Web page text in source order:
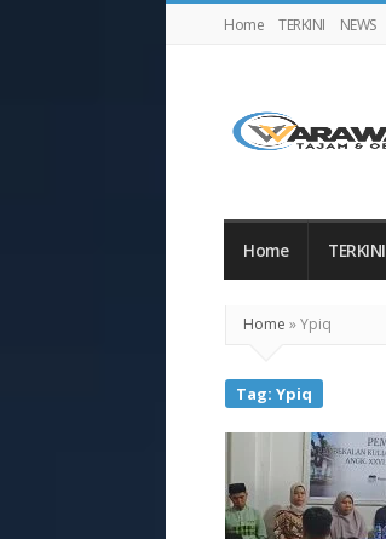
Home TERKINI NEWS
Home TERKINI
Home »Ypiq
Tag: Ypiq